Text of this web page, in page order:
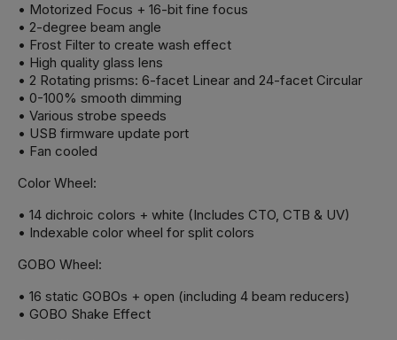
• Motorized Focus + 16-bit fine focus
• 2-degree beam angle
• Frost Filter to create wash effect
• High quality glass lens
• 2 Rotating prisms: 6-facet Linear and 24-facet Circular
• 0-100% smooth dimming
• Various strobe speeds
• USB firmware update port
• Fan cooled
Color Wheel:
• 14 dichroic colors + white (Includes CTO, CTB & UV)
• Indexable color wheel for split colors
GOBO Wheel:
• 16 static GOBOs + open (including 4 beam reducers)
• GOBO Shake Effect